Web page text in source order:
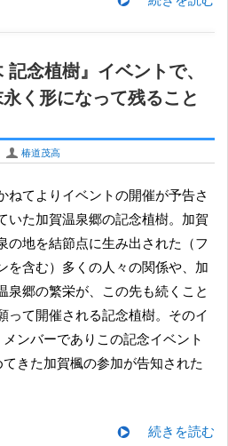
念植樹』イベントで、
く形になって残ること
U 椿道茂高
トの開催が予告さ
いた加賀温泉郷の記念植樹。加賀
の地を結節点に生み出された（フ
を含む）多くの人々の関係や、加
泉郷の繁栄が、この先も続くこと
って開催される記念植樹。そのイ
ンバーでありこの記念イベント
きた加賀楓の参加が告知された
続きを読む